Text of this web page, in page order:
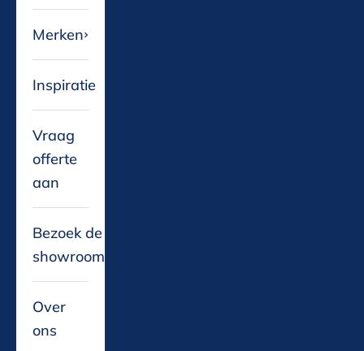
Merken
Inspiratie
Vraag
offerte
aan
Bezoek de
showroom
Over
ons